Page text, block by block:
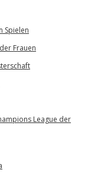
Spielen
Frauen
League der